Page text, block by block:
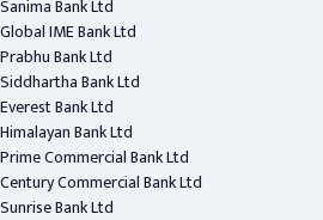
Sanima Bank Ltd
Global IME Bank Ltd
Prabhu Bank Ltd
Siddhartha Bank Ltd
Everest Bank Ltd
Himalayan Bank Ltd
Prime Commercial Bank Ltd
Century Commercial Bank Ltd
Sunrise Bank Ltd